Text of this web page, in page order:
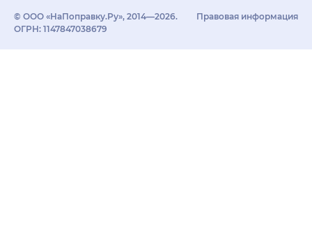
© ООО «НаПоправку.Ру», 2014—2026.
ОГРН: 1147847038679
Правовая информация